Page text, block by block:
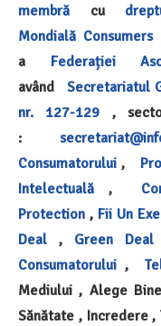
membră cu
Mondială
a Federației
având
Secretariatul
nr. 127-129 ,
:
Consumatorului ,
Intelectuală ,
Protection , Fii Un
Deal , Green Deal
Consumatorului ,
Mediului , Alege
Sănătate , Incredere